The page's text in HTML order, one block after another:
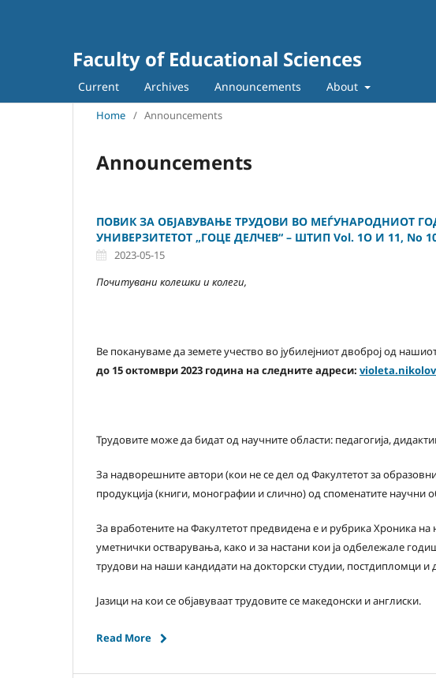
Faculty of Educational Sciences
Current Archives Announcements About
Home / Announcements
Announcements
ПОВИК ЗА ОБЈАВУВАЊЕ ТРУДОВИ ВО МЕЃУНАРОДНИОТ
УНИВЕРЗИТЕТОТ „ГОЦЕ ДЕЛЧЕВ“ – ШТИП Vol. 1O И 11, No
2023-05-15
Почитувани колешки и колеги,
Ве покануваме да земете учество во јубилејниот двоброј од
до 15 октомври 2023 година на следните адреси:
Трудовите може да бидат од научните области: педагогија,
За надворешните автори (кои не се дел од Факултетот за
продукција (книги, монографии и слично) од споменатите научни
За вработените на Факултетот предвидена е и рубрика Хроника на
уметнички остварувања, како и за настани кои ја одбележале
трудови на наши кандидати на докторски студии, постдипломци
Јазици на кои се објавуваат трудовите се македонски и англиски.
Read More